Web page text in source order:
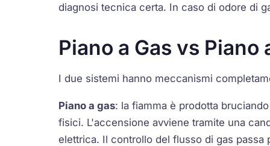
diagnosi tecnica certa. In caso di odore di
Piano a Gas vs
I due sistemi hanno meccanismi
Piano a gas: la fiamma è prodotta
fisici. L'accensione avviene tramite una
elettrica. Il controllo del flusso di gas passa